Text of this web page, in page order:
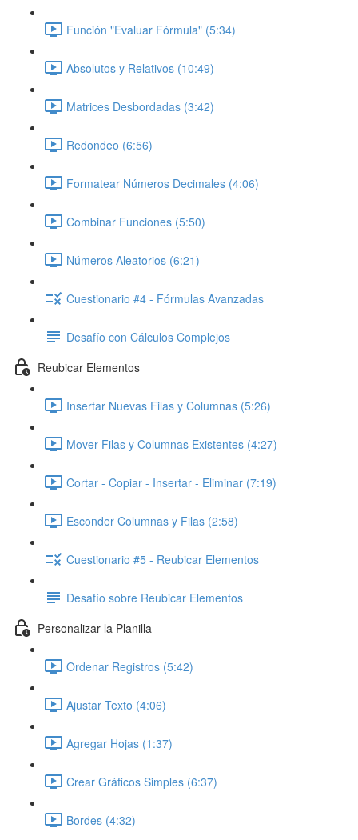
Función "Evaluar Fórmula" (5:34)
Absolutos y Relativos (10:49)
Matrices Desbordadas (3:42)
Redondeo (6:56)
Formatear Números Decimales (4:06)
Combinar Funciones (5:50)
Números Aleatorios (6:21)
Cuestionario #4 - Fórmulas Avanzadas
Desafío con Cálculos Complejos
Reubicar Elementos
Insertar Nuevas Filas y Columnas (5:26)
Mover Filas y Columnas Existentes (4:27)
Cortar - Copiar - Insertar - Eliminar (7:19)
Esconder Columnas y Filas (2:58)
Cuestionario #5 - Reubicar Elementos
Desafío sobre Reubicar Elementos
Personalizar la Planilla
Ordenar Registros (5:42)
Ajustar Texto (4:06)
Agregar Hojas (1:37)
Crear Gráficos Simples (6:37)
Bordes (4:32)